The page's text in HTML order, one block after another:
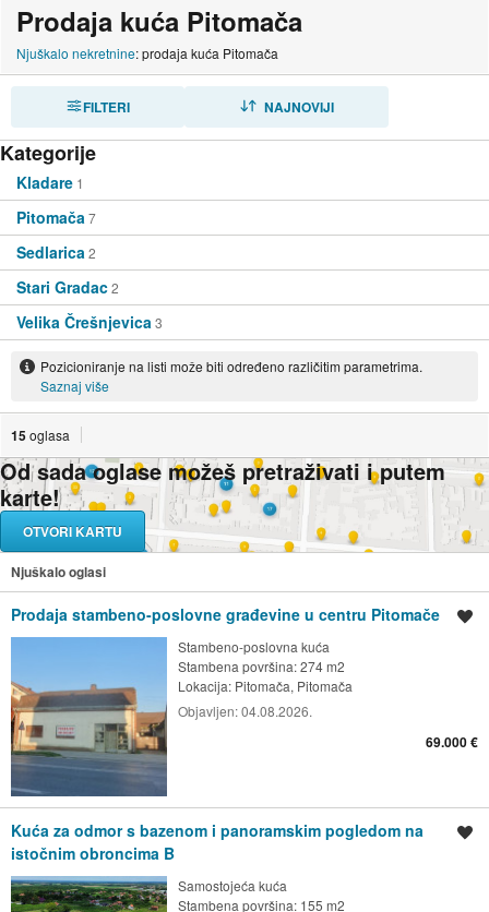
Prodaja kuća Pitomača
Njuškalo nekretnine: prodaja kuća Pitomača
FILTERI NAJNOVIJI
Kategorije
Kladare 1
Pitomača 7
Sedlarica 2
Stari Gradac2
Velika Črešnjevica 3
Pozicioniranje na listi može biti određeno različitim parametrima.
Saznaj više
15oglasa
Od sada oglase možeš pretraživati i putem
karte!
OTVORI KARTU
Njuškalo oglasi
Prodaja stambeno-poslovne građevine u centru Pitomače
Stambeno-poslovna kuća
Stambena površina: 274 m2
Lokacija: Pitomača, Pitomača
Objavljen:04.08.2026.
69.000 €
Kuća za odmor s bazenom i panoramskim pogledom na
istočnim obroncima B
Samostojeća kuća
Stambena površina: 155 m2